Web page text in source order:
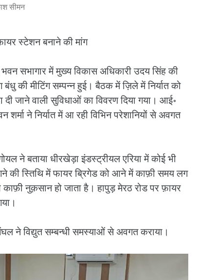
सीमन
स्टेशन बनाने की मांग
सभागार में मुख्य विकास अधिकारी उदय सिंह की
बंधु की मीटिंग सम्पन्न हुई। बैठक में ज़िले में निर्यात को
दी जाने वाली सुविधाओं का विवरण दिया गया। आई॰
शर्मा ने निर्यात में आ रही विभिन परेशानियों से अवगत
ने बताया धीरखेड़ा इंडस्ट्रीयल एरिया में कोई भी
की स्तिथि में फायर ब्रिगेड को आने में काफ़ी समय लग
नुक़सान हो जाता है। हापुड़ मेरठ रोड पर फ़ायर
ने विद्युत सम्बन्धी समस्याओं से अवगत कराया।